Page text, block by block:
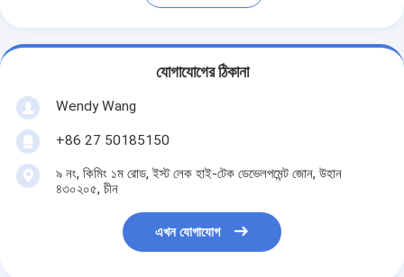
যোগাযোগের ঠিকানা
Wendy Wang
+86 27 50185150
৯ নং, কিমিং ১ম রোড, ইস্ট লেক হাই-টেক ডেভেলপমেন্ট জোন, উহান
৪৩০২০৫, চীন
এখন যোগাযোগ